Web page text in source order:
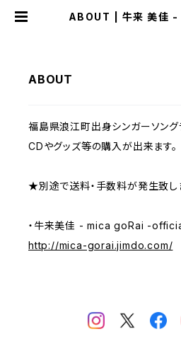
ABOUT | 牛来 美佳
ABOUT
福島県浪江町出身シンガーソング
CDやグッズ等の購入が出来ます。
★別途で送料・手数料が発生致し
・牛来美佳 - mica goRai -
http://mica-gorai.jimdo.com/